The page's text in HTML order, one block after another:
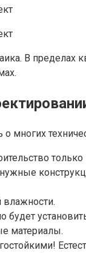
В пределах
многих
материалы.